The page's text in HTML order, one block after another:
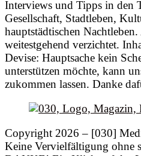
Interviews und Tipps in den
Gesellschaft, Stadtleben,
hauptstädtischen
weitestgehend verzichtet.
Devise: Hauptsache kein
unterstützen möchte, kann
zukommen lassen. Danke
Copyright 2026 – [030]
Keine Vervielfältigung ohne